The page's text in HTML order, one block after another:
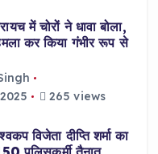
में चोरों ने धावा बोला,
कर किया गंभीर रूप से
265 views
विजेता दीप्ति शर्मा का